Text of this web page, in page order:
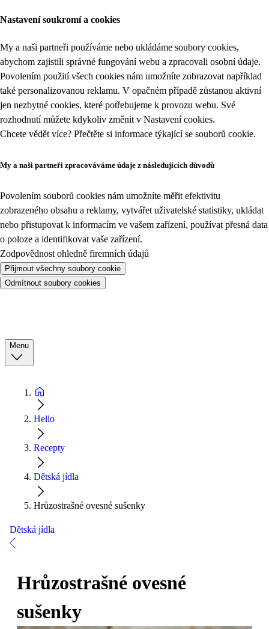
Nastavení soukromí a cookies
My a naši partneři používáme nebo ukládáme soubory cookies,
abychom zajistili správné fungování webu a zpracovali osobní údaje.
Povolením použití všech cookies nám umožníte zobrazovat například
také personalizovanou reklamu. V opačném případě zůstanou aktivní
jen nezbytné cookies, které potřebujeme k provozu webu. Své
rozhodnutí můžete kdykoliv změnit v Nastavení cookies.
Chcete vědět více? Přečtěte si informace týkající se souborů cookie.
My a naši partneři zpracováváme údaje z následujících důvodů
Povolením souborů cookies nám umožníte měřit efektivitu
zobrazeného obsahu a reklamy, vytvářet uživatelské statistiky, ukládat
nebo přistupovat k informacím ve vašem zařízení, používat přesná data
o poloze a identifikovat vaše zařízení.
Zodpovědnost ohledně firemních údajů
Přijmout všechny soubory cookie
Odmítnout soubory cookies
Menu
Hello
Recepty
Dětská jídla
Hrůzostrašné ovesné sušenky
Dětská jídla
Hrůzostrašné ovesné
sušenky